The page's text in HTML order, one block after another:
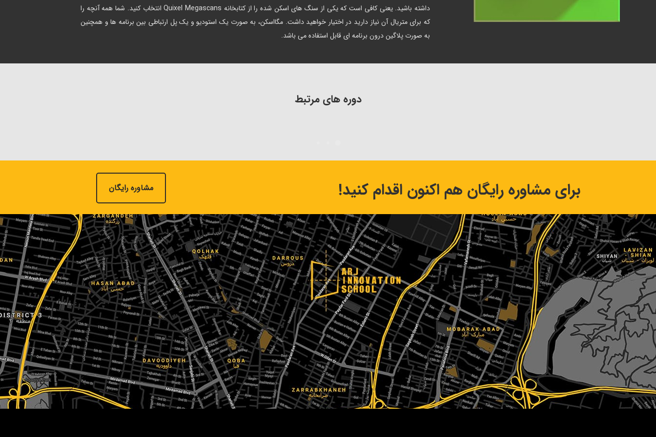
داشته باشید. یعنی کافی است که یکی از سنگ های اسکن شده را از کتابخانه Quixel Megascans انتخاب کنید. شما همه آنچه را
که برای متریال آن نیاز دارید در اختیار خواهید داشت. مگااسکن، به صورت یک استودیو و یک پل ارتباطی بین برنامه ها و همچنین
به صورت پلاگین درون برنامه ای قابل استفاده می باشد.
دوره های مرتبط
مشاوره رایگان برای مشاوره رایگان هم اکنون اقدام کنید!